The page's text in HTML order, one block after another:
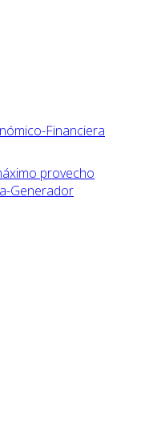
Financiera
provecho
Generador